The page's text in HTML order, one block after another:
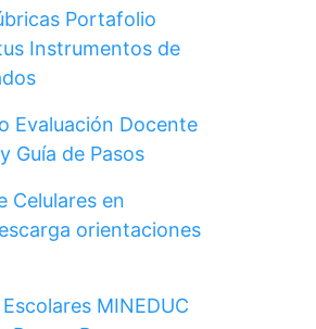
Portafolio
Instrumentos de
Evaluación Docente
Guía de Pasos
Celulares en
orientaciones
MINEDUC